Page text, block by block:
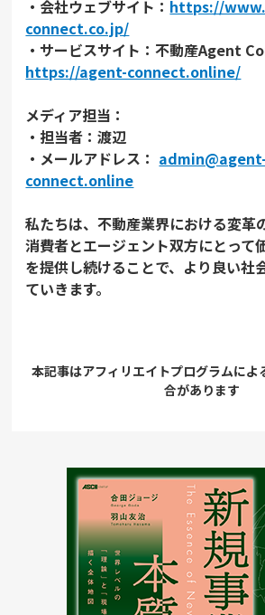
・会社ウェブサイト： https://
connect.co.jp/
・サービスサイト：不動産Agent
https://agent-connect.online/
メディア担当：
・担当者：渡辺
・メールアドレス： admin@agent-
connect.online
私たちは、不動産業界における変革
消費者とエージェント双方にとって
を提供し続けることで、より良い社
ていきます。
本記事はアフィリエイトプログラムによ
合があります